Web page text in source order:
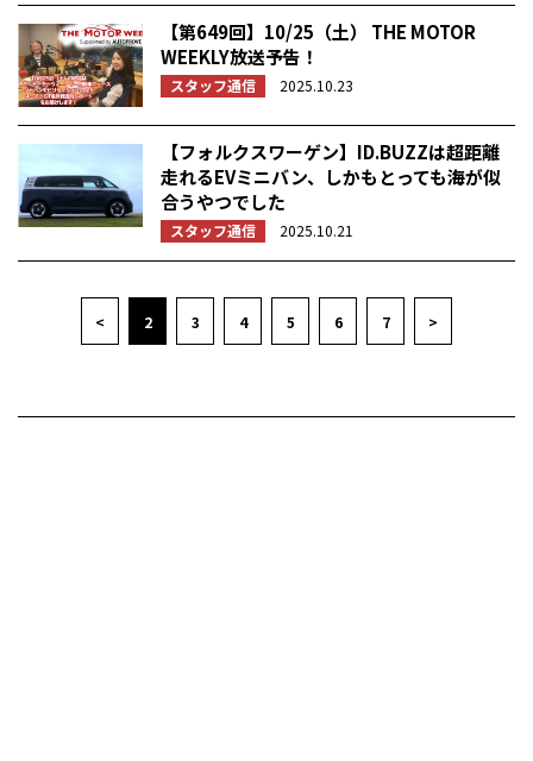
【第649回】10/25（土） THE MOTOR
WEEKLY放送予告！
スタッフ通信 2025.10.23
【フォルクスワーゲン】ID.BUZZは超距離
走れるEVミニバン、しかもとっても海が似
合うやつでした
スタッフ通信 2025.10.21
< 2 3 4 5 6 7 >